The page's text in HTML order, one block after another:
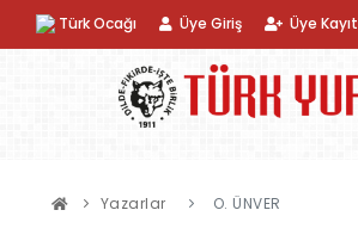
Türk Ocağı Üye Giriş Üye Kayıt
Yazarlar O. ÜNVER